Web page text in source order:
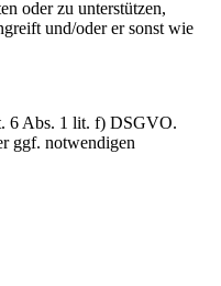
oder zu unterstützen,
und/oder er sonst wie
6 Abs. 1 lit. f) DSGVO.
ggf. notwendigen